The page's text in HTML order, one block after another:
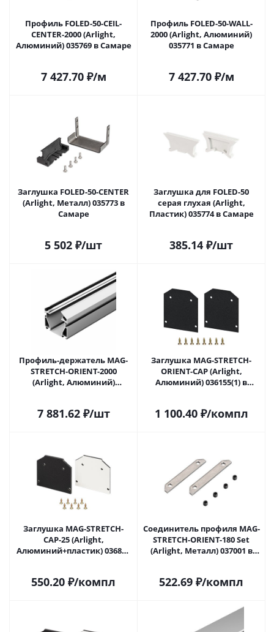
Профиль FOLED-50-CEIL-
CENTER-2000 (Arlight,
Алюминий) 035769 в Самаре
7 427.70₽/м
Профиль FOLED-50-WALL-
2000 (Arlight, Алюминий)
035771 в Самаре
7 427.70₽/м
Заглушка FOLED-50-CENTER
(Arlight, Металл) 035773 в
Самаре
5 502 ₽/шт
Заглушка для FOLED-50
серая глухая (Arlight,
Пластик) 035774 в Самаре
385.14 ₽/шт
Профиль-держатель MAG-
STRETCH-ORIENT-2000
(Arlight, Алюминий)
7 881.62₽/шт
Заглушка MAG-STRETCH-
ORIENT-CAP (Arlight,
Алюминий) 036155(1) в
1 100.40₽/компл
Заглушка MAG-STRETCH-
CAP-25 (Arlight,
Алюминий+пластик) 036886
550.20 ₽/компл
Соединитель профиля MAG-
STRETCH-ORIENT-180 Set
(Arlight, Металл) 037001 в
522.69 ₽/компл